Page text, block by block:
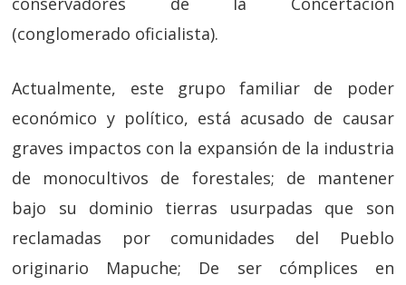
(conglomerado oficialista).
Actualmente, este grupo familiar de poder
económico y político, está acusado de causar
graves impactos con la expansión de la industria
de monocultivos de forestales; de mantener
bajo su dominio tierras usurpadas que son
reclamadas por comunidades del Pueblo
originario Mapuche; De ser cómplices en